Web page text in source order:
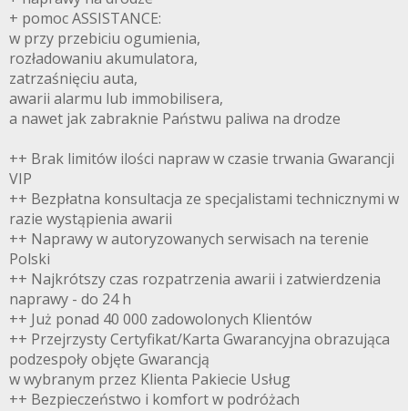
+ pomoc ASSISTANCE:
w przy przebiciu ogumienia,
rozładowaniu akumulatora,
zatrzaśnięciu auta,
awarii alarmu lub immobilisera,
a nawet jak zabraknie Państwu paliwa na drodze
++ Brak limitów ilości napraw w czasie trwania Gwarancji
VIP
++ Bezpłatna konsultacja ze specjalistami technicznymi w
razie wystąpienia awarii
++ Naprawy w autoryzowanych serwisach na terenie
Polski
++ Najkrótszy czas rozpatrzenia awarii i zatwierdzenia
naprawy - do 24 h
++ Już ponad 40 000 zadowolonych Klientów
++ Przejrzysty Certyfikat/Karta Gwarancyjna obrazująca
podzespoły objęte Gwarancją
w wybranym przez Klienta Pakiecie Usług
++ Bezpieczeństwo i komfort w podróżach